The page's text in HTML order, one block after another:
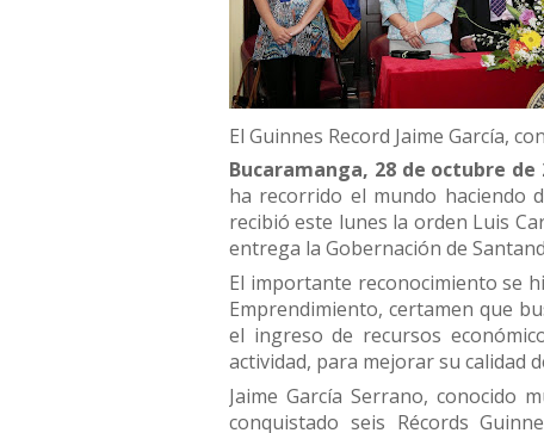
El Guinnes Record Jaime García,
Bucaramanga, 28 de octubre de
ha recorrido el mundo haciendo
recibió este lunes la orden Luis
entrega la Gobernación de
El importante reconocimiento se
Emprendimiento, certamen que
el ingreso de recursos
actividad, para mejorar su calidad
Jaime García Serrano, conocido
conquistado seis Récords